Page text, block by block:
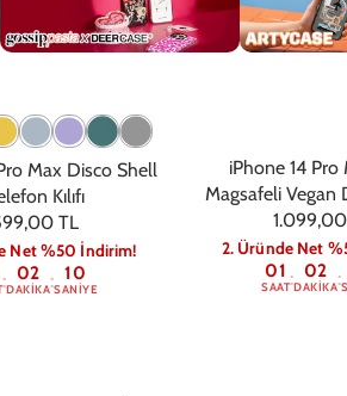
Max Disco Shell
Kılıfı
TL
Net %50 İndirim!
: 02
DAKIKA: 09
SANIYE
iPhone 14 Pro
Magsafeli Vegan
Kılıfı -
2. Üründe Net
01
SAAT: 02
DAKIKA: